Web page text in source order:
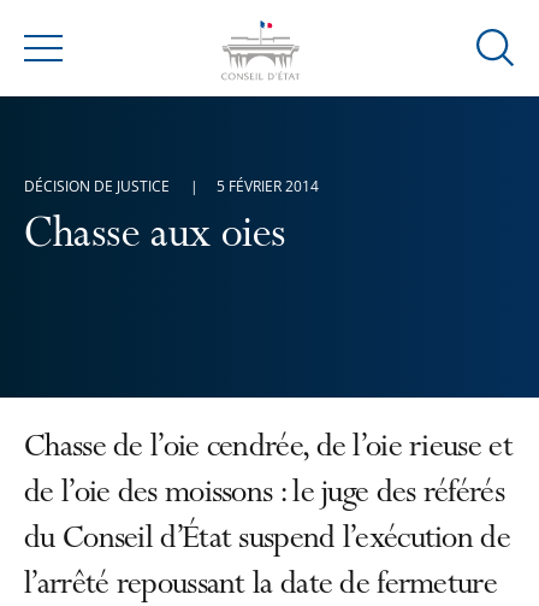
Menu
Ouvrir
Chasse aux oies
DÉCISION DE JUSTICE 5 FÉVRIER 2014
Chasse de l’oie cendrée, de l’oie rieuse et
de l’oie des moissons : le juge des référés
du Conseil d’État suspend l’exécution de
l’arrêté repoussant la date de fermeture